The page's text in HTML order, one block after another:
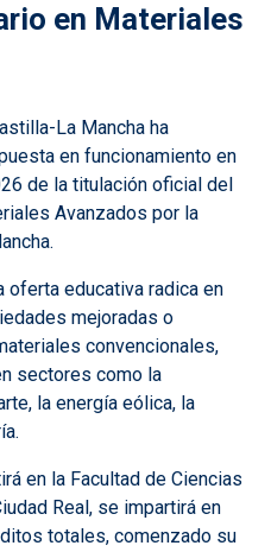
en Materiales
La Mancha ha
en funcionamiento en
de la titulación oficial del
Avanzados por la
.
oferta educativa radica en
mejoradas o
convencionales,
sectores como la
la energía eólica, la
en la Facultad de Ciencias
Real, se impartirá en
totales, comenzado su